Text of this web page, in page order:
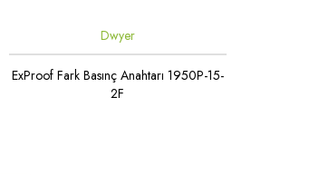
Dwyer
ExProof Fark Basınç Anahtarı 1950P-15-
2F